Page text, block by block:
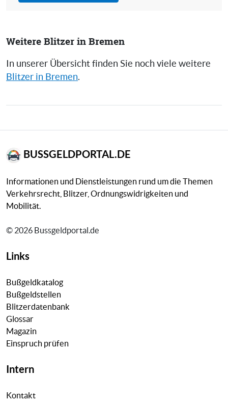
Weitere Blitzer in Bremen
In unserer Übersicht finden Sie noch viele weitere
Blitzer in Bremen.
BUSSGELDPORTAL.DE
Informationen und Dienstleistungen rund um die Themen
Verkehrsrecht, Blitzer, Ordnungswidrigkeiten und
Mobilität.
© 2026 Bussgeldportal.de
Links
Bußgeldkatalog
Bußgeldstellen
Blitzerdatenbank
Glossar
Magazin
Einspruch prüfen
Intern
Kontakt